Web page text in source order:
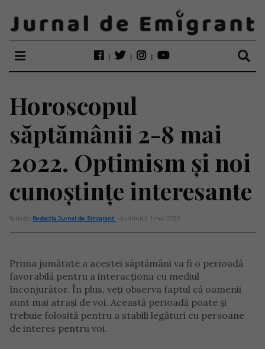
Horoscopul
săptămânii 2-8 mai
2022. Optimism și noi
cunoștințe interesante
Scris de: Redacția Jurnal de Emigrant - duminică, 1 mai 2022
Prima jumătate a acestei săptămâni va fi o perioadă
favorabilă pentru a interacționa cu mediul
înconjurător. În plus, veți observa faptul că oamenii
sunt mai atrași de voi. Această perioadă poate și
trebuie folosită pentru a stabili legături cu persoane
de interes pentru voi.